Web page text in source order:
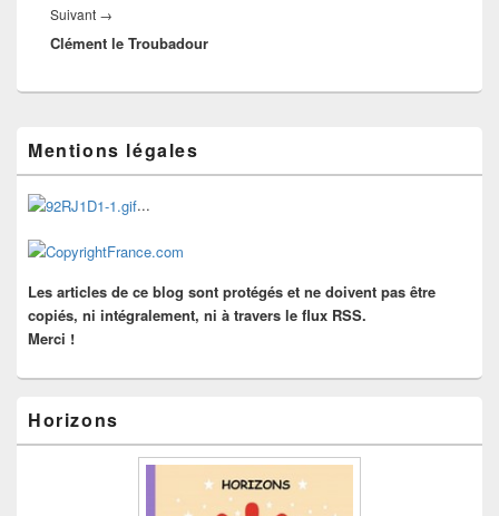
Suivant →
suivant :
Clément le Troubadour
principale
de
widget
pour
barre
Mentions légales
...
Les articles de ce blog sont protégés et ne doivent pas être
copiés, ni intégralement, ni à travers le flux RSS.
Merci !
Horizons